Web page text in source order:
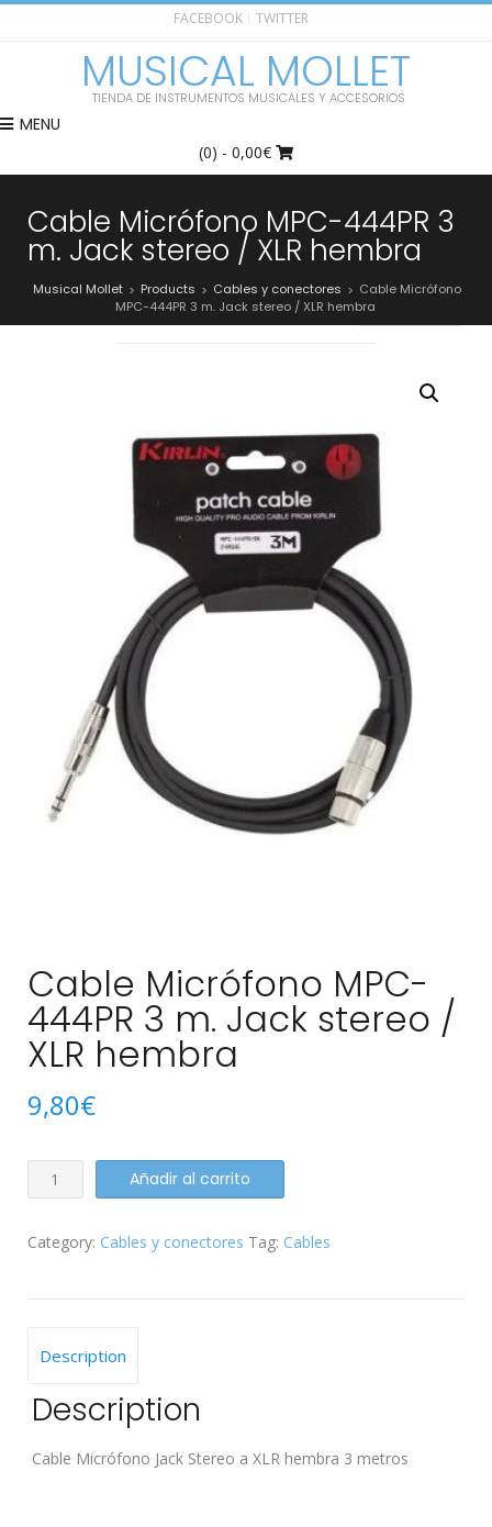
FACEBOOK TWITTER
MUSICAL MOLLET
TIENDA DE INSTRUMENTOS MUSICALES Y ACCESORIOS
MENU
(0) - 0,00€
Cable Micrófono MPC-444PR 3
m. Jack stereo / XLR hembra
Musical Mollet > Products > Cables y conectores > Cable Micrófono
MPC-444PR 3 m. Jack stereo / XLR hembra
Cable Micrófono MPC-
444PR 3 m. Jack stereo /
XLR hembra
9,80€
Cable
Micrófono
444PR
stereo
XLR
hembra
quantity
Añadir al carrito
Category: Cables y conectores Tag: Cables
Description
Description
Cable Micrófono Jack Stereo a XLR hembra 3 metros